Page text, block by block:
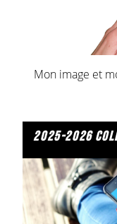
Mon image et
2025-2026